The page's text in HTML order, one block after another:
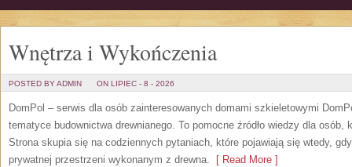
Wnętrza i Wykończenia
POSTED BY ADMIN ON LIPIEC - 8 - 2026
DomPol – serwis dla osób zainteresowanych domami szkieletowymi
tematyce budownictwa drewnianego. To pomocne źródło wiedzy dla
Strona skupia się na codziennych pytaniach, które pojawiają się wtedy,
prywatnej przestrzeni wykonanym z drewna. [ Read More ]